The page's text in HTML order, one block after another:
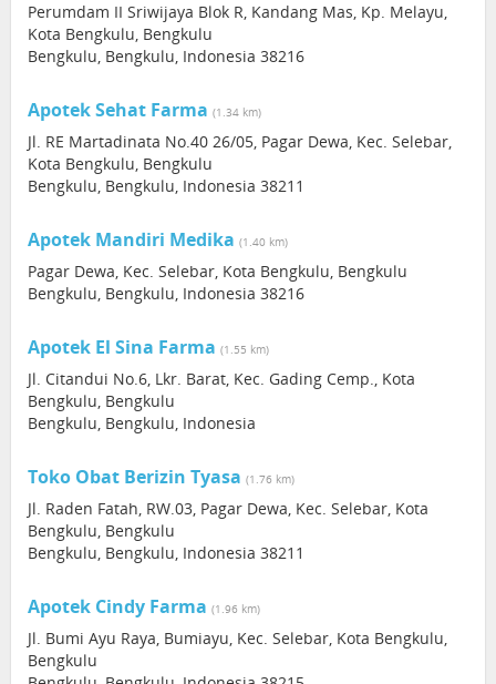
Perumdam II Sriwijaya Blok R, Kandang Mas, Kp. Melayu,
Kota Bengkulu, Bengkulu
Bengkulu, Bengkulu, Indonesia 38216
Apotek Sehat Farma (1.34 km)
Jl. RE Martadinata No.40 26/05, Pagar Dewa, Kec. Selebar,
Kota Bengkulu, Bengkulu
Bengkulu, Bengkulu, Indonesia 38211
Apotek Mandiri Medika (1.40 km)
Pagar Dewa, Kec. Selebar, Kota Bengkulu, Bengkulu
Bengkulu, Bengkulu, Indonesia 38216
Apotek El Sina Farma (1.55 km)
Jl. Citandui No.6, Lkr. Barat, Kec. Gading Cemp., Kota
Bengkulu, Bengkulu
Bengkulu, Bengkulu, Indonesia
Toko Obat Berizin Tyasa (1.76 km)
Jl. Raden Fatah, RW.03, Pagar Dewa, Kec. Selebar, Kota
Bengkulu, Bengkulu
Bengkulu, Bengkulu, Indonesia 38211
Apotek Cindy Farma (1.96 km)
Jl. Bumi Ayu Raya, Bumiayu, Kec. Selebar, Kota Bengkulu,
Bengkulu